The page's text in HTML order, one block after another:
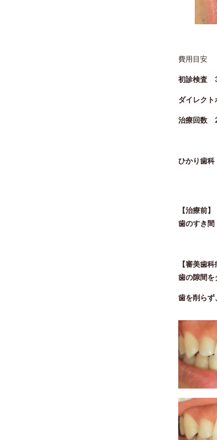
費用目安
初診検査
ダイレク
治療回数
ひかり歯
【治療前】
歯のすき間
【審美歯
歯の隙間を
歯を削らず